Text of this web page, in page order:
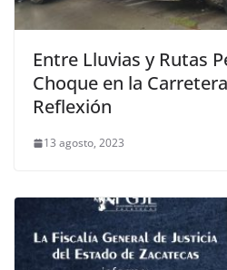
Entre Lluvias y Rutas
Choque en la
Reflexión
13 agosto, 2023